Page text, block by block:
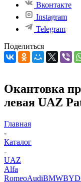
Вконтакте
Instagram
Telegram
Поделиться
Окантовка
левая UAZ
Главная
-
Каталог
-
UAZ
Alfa
RomeoAudiBMWBYD